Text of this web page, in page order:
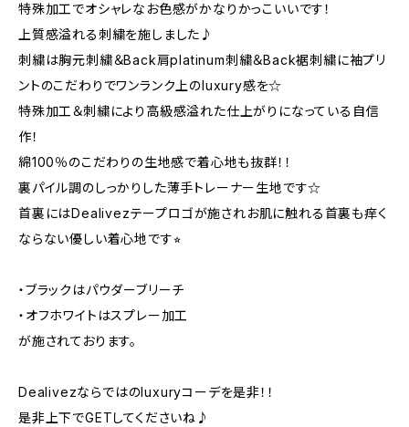
特殊加工でオシャレなお色感がかなりかっこいいです！
上質感溢れる刺繍を施しました♪
刺繍は胸元刺繍＆Back肩platinum刺繍＆Back裾刺繍に袖プリ
ントのこだわりでワンランク上のluxury感を☆
特殊加工＆刺繍により高級感溢れた仕上がりになっている自信
作！
綿100％のこだわりの生地感で着心地も抜群！！
裏パイル調のしっかりした薄手トレーナー生地です☆
首裏にはDealivezテープロゴが施されお肌に触れる首裏も痒く
ならない優しい着心地です⭐︎
・ブラックはパウダーブリーチ
・オフホワイトはスプレー加工
が施されております。
Dealivezならではのluxuryコーデを是非！！
是非上下でGETしてくださいね♪